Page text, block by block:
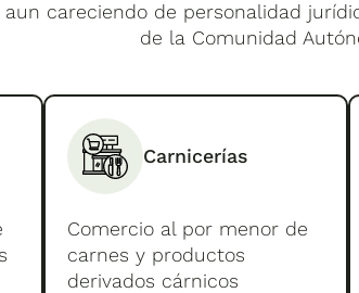
aun careciendo de personalidad
de la Comunidad
Carnicerías
Comercio al por menor de
carnes y productos
derivados cárnicos